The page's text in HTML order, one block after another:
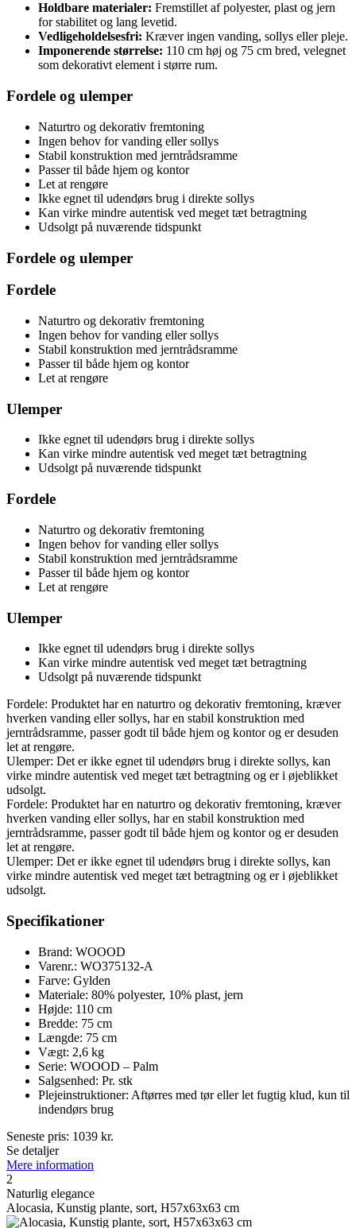
Holdbare materialer: Fremstillet af polyester, plast og jern
for stabilitet og lang levetid.
Vedligeholdelsesfri: Kræver ingen vanding, sollys eller pleje.
Imponerende størrelse: 110 cm høj og 75 cm bred, velegnet
som dekorativt element i større rum.
Fordele og ulemper
Naturtro og dekorativ fremtoning
Ingen behov for vanding eller sollys
Stabil konstruktion med jerntrådsramme
Passer til både hjem og kontor
Let at rengøre
Ikke egnet til udendørs brug i direkte sollys
Kan virke mindre autentisk ved meget tæt betragtning
Udsolgt på nuværende tidspunkt
Fordele og ulemper
Fordele
Naturtro og dekorativ fremtoning
Ingen behov for vanding eller sollys
Stabil konstruktion med jerntrådsramme
Passer til både hjem og kontor
Let at rengøre
Ulemper
Ikke egnet til udendørs brug i direkte sollys
Kan virke mindre autentisk ved meget tæt betragtning
Udsolgt på nuværende tidspunkt
Fordele
Naturtro og dekorativ fremtoning
Ingen behov for vanding eller sollys
Stabil konstruktion med jerntrådsramme
Passer til både hjem og kontor
Let at rengøre
Ulemper
Ikke egnet til udendørs brug i direkte sollys
Kan virke mindre autentisk ved meget tæt betragtning
Udsolgt på nuværende tidspunkt
Fordele: Produktet har en naturtro og dekorativ fremtoning, kræver
hverken vanding eller sollys, har en stabil konstruktion med
jerntrådsramme, passer godt til både hjem og kontor og er desuden
let at rengøre.
Ulemper: Det er ikke egnet til udendørs brug i direkte sollys, kan
virke mindre autentisk ved meget tæt betragtning og er i øjeblikket
udsolgt.
Fordele: Produktet har en naturtro og dekorativ fremtoning, kræver
hverken vanding eller sollys, har en stabil konstruktion med
jerntrådsramme, passer godt til både hjem og kontor og er desuden
let at rengøre.
Ulemper: Det er ikke egnet til udendørs brug i direkte sollys, kan
virke mindre autentisk ved meget tæt betragtning og er i øjeblikket
udsolgt.
Specifikationer
Brand: WOOOD
Varenr.: WO375132-A
Farve: Gylden
Materiale: 80% polyester, 10% plast, jern
Højde: 110 cm
Bredde: 75 cm
Længde: 75 cm
Vægt: 2,6 kg
Serie: WOOOD – Palm
Salgsenhed: Pr. stk
Plejeinstruktioner: Aftørres med tør eller let fugtig klud, kun til
indendørs brug
Seneste pris: 1039 kr.
Se detaljer
Mere information
2
Naturlig elegance
Alocasia, Kunstig plante, sort, H57x63x63 cm